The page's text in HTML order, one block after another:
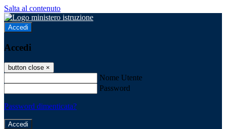
Salta al contenuto
Accedi
Accedi
button close ×
Nome Utente
Password
Password dimenticata?